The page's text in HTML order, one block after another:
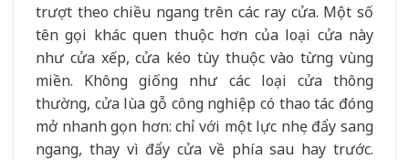
trượt theo chiều ngang trên các ray cửa. Một số
tên gọi khác quen thuộc hơn của loại cửa này
như cửa xếp, cửa kéo tùy thuộc vào từng vùng
miền. Không giống như các loại cửa thông
thường, cửa lùa gỗ công nghiệp có thao tác đóng
mở nhanh gọn hơn: chỉ với một lực nhẹ đẩy sang
ngang, thay vì đẩy cửa về phía sau hay trước.